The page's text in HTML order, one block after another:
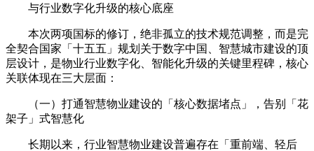
与行业数字化升级的核心底座
本次两项国标的修订，绝非孤立的技术规范调整，而是完
全契合国家「十五五」规划关于数字中国、智慧城市建设的顶
层设计，是物业行业数字化、智能化升级的关键里程碑，核心
关联体现在三大层面：
（一）打通智慧物业建设的「核心数据堵点」，告别「花
架子」式智慧化
长期以来，行业智慧物业建设普遍存在「重前端、轻后